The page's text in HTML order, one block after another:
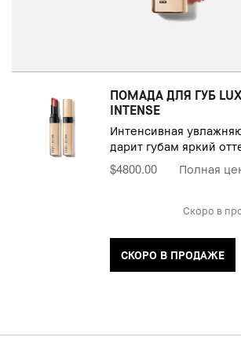
ПОМАДА ДЛЯ ГУБ
INTENSE
Интенсивная
дарит губам яркий
эффектом
$4800.00 Полная
Скоро в
СКОРО В ПРОДАЖЕ